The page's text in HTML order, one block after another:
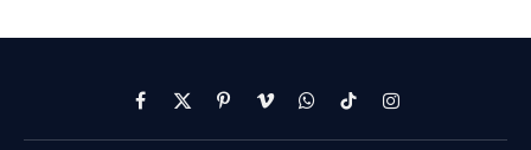
Facebook
X
(Twitter)
PinterestVimeoWhatsApp
TikTokInstagram